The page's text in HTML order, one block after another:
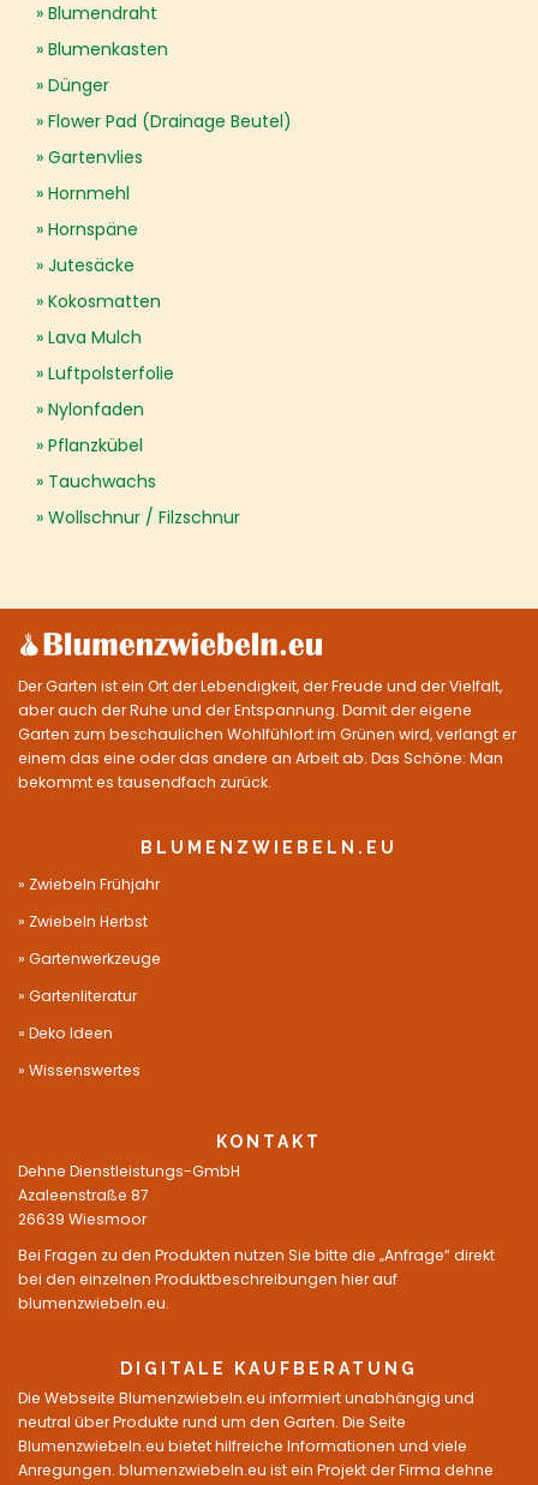
Blumendraht
Blumenkasten
Dünger
Flower Pad (Drainage Beutel)
Gartenvlies
Hornmehl
Hornspäne
Jutesäcke
Kokosmatten
Lava Mulch
Luftpolsterfolie
Nylonfaden
Pflanzkübel
Tauchwachs
Wollschnur / Filzschnur
Der Garten ist ein Ort der Lebendigkeit, der Freude und der Vielfalt,
aber auch der Ruhe und der Entspannung. Damit der eigene
Garten zum beschaulichen Wohlfühlort im Grünen wird, verlangt er
einem das eine oder das andere an Arbeit ab. Das Schöne: Man
bekommt es tausendfach zurück.
BLUMENZWIEBELN.EU
Zwiebeln Frühjahr
Zwiebeln Herbst
Gartenwerkzeuge
Gartenliteratur
Deko Ideen
Wissenswertes
KONTAKT
Dehne Dienstleistungs-GmbH
Azaleenstraße 87
26639 Wiesmoor
Bei Fragen zu den Produkten nutzen Sie bitte die „Anfrage“ direkt
bei den einzelnen Produktbeschreibungen hier auf
blumenzwiebeln.eu.
DIGITALE KAUFBERATUNG
Die Webseite Blumenzwiebeln.eu informiert unabhängig und
neutral über Produkte rund um den Garten. Die Seite
Blumenzwiebeln.eu bietet hilfreiche Informationen und viele
Anregungen. blumenzwiebeln.eu ist ein Projekt der Firma dehne